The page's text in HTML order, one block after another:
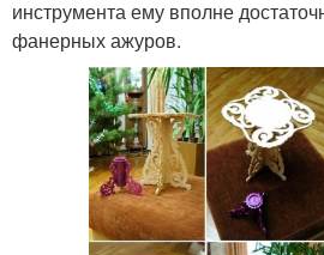
инструмента ему вполне
фанерных ажуров.